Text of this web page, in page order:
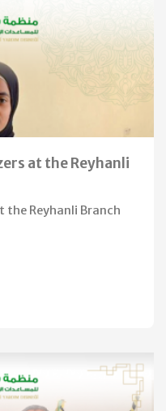
at the Reyhanli
the Reyhanli Branch